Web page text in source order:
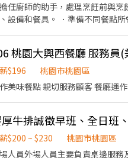
擔任廚師的助手，處理烹飪前與
設備和餐具。 ．準備不同餐點
桃園大興西餐廳 服務員(
$196
桃園市桃園區
美味餐點 親切服務顧客 餐廳運
牛排誠徵早班、全日班
$200 ~ $230
桃園市桃園區
人員外場人員主要負責桌邊服務